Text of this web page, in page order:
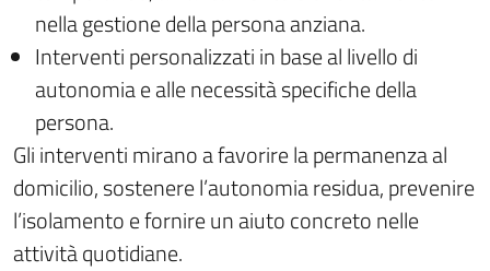
nella gestione della persona anziana.
Interventi personalizzati in base al livello di
autonomia e alle necessità specifiche della
persona.
Gli interventi mirano a favorire la permanenza al
domicilio, sostenere l’autonomia residua, prevenire
l’isolamento e fornire un aiuto concreto nelle
attività quotidiane.